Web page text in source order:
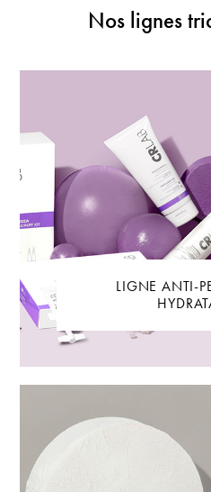
Nos lignes
LIGNE ANTI-